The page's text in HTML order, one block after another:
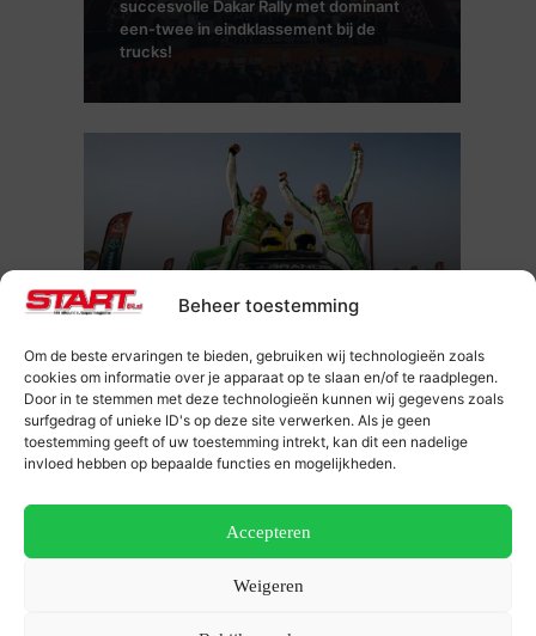
Beheer toestemming
Om de beste ervaringen te bieden, gebruiken wij technologieën zoals
cookies om informatie over je apparaat op te slaan en/of te raadplegen.
Door in te stemmen met deze technologieën kunnen wij gegevens zoals
surfgedrag of unieke ID's op deze site verwerken. Als je geen
toestemming geeft of uw toestemming intrekt, kan dit een nadelige
invloed hebben op bepaalde functies en mogelijkheden.
Accepteren
Weigeren
succesvolle Dakar Rally met dominant
een-twee in eindklassement bij de
trucks!
Tim en Tom Coronel sluiten Dakar 2026
19 januari 2026
Mitchel van den Brink naar het podium in